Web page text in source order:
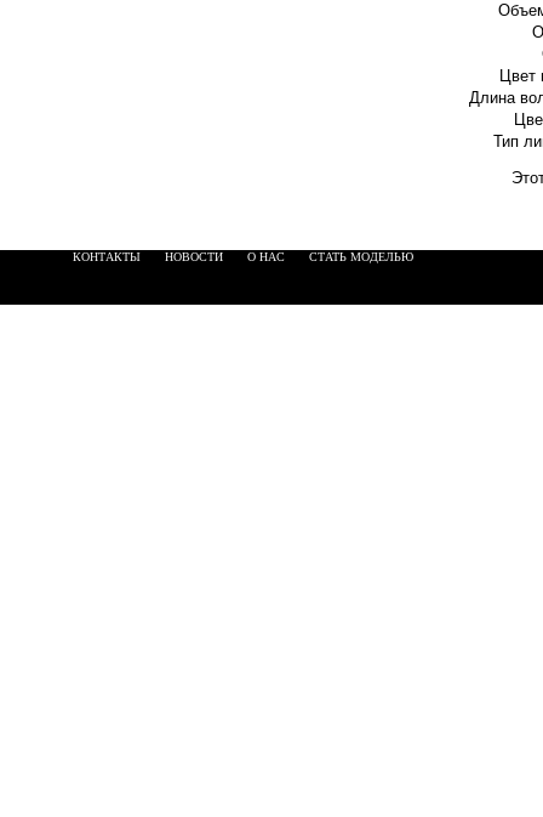
Цвет
Длина
Тип
КОНТАКТЫ НОВОСТИ О НАС СТАТЬ МОДЕЛЬЮ